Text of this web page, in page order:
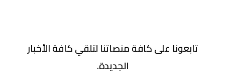
تابعونا على كافة منصاتنا لتلقي كافة الأخبار
الجديدة.